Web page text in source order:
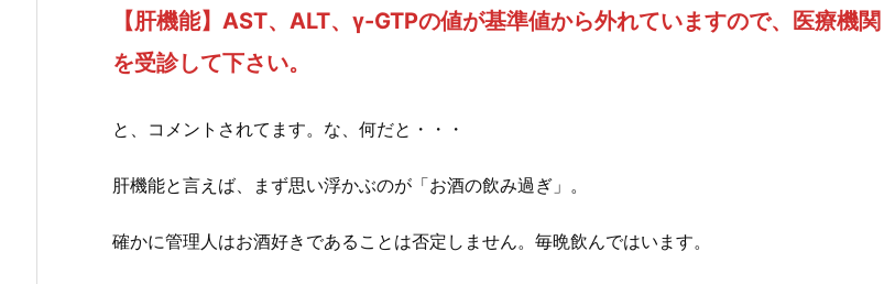
【肝機能】AST、ALT、γ-GTPの値が基準値から外れていますので、医療機関
を受診して下さい。
と、コメントされてます。な、何だと・・・
肝機能と言えば、まず思い浮かぶのが「お酒の飲み過ぎ」。
確かに管理人はお酒好きであることは否定しません。毎晩飲んではいます。